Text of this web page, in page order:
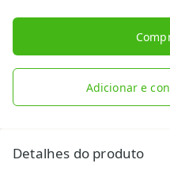
Adicionar e
Detalhes do produto